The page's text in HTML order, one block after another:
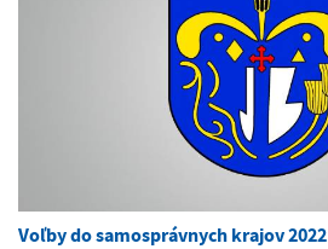
Voľby do samosprávnych krajov 2022